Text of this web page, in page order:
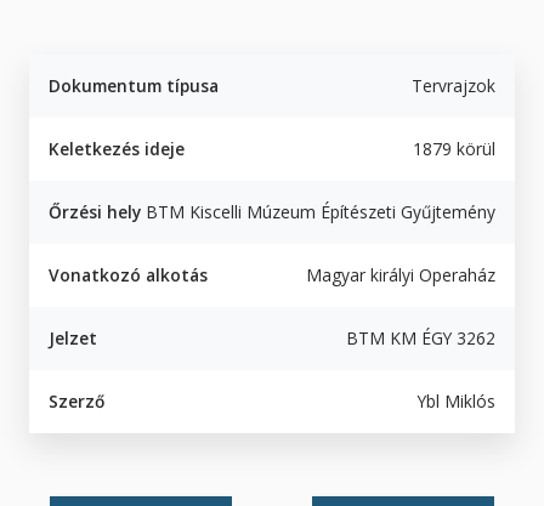
Dokumentum típusa Tervrajzok
Keletkezés ideje 1879 körül
Őrzési hely BTM Kiscelli Múzeum Építészeti Gyűjtemény
Vonatkozó alkotás Magyar királyi Operaház
Jelzet BTM KM ÉGY 3262
Szerző Ybl Miklós